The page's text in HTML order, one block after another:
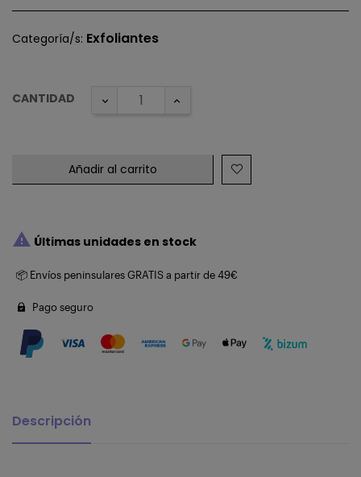
Categoría/s: Exfoliantes
CANTIDAD
Añadir al carrito
 Últimas unidades en stock
📦 Envíos peninsulares GRATIS a partir de 49€
Pago seguro
Descripción